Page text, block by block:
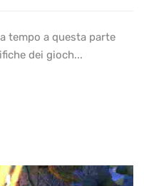
tempo a questa parte
dei gioch...